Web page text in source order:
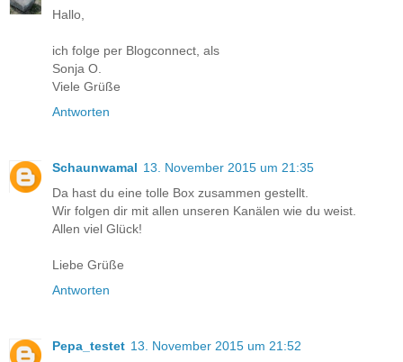
Hallo,
ich folge per Blogconnect, als
Sonja O.
Viele Grüße
Antworten
Schaunwamal 13. November 2015 um 21:35
Da hast du eine tolle Box zusammen gestellt.
Wir folgen dir mit allen unseren Kanälen wie du weist.
Allen viel Glück!
Liebe Grüße
Antworten
Pepa_testet 13. November 2015 um 21:52